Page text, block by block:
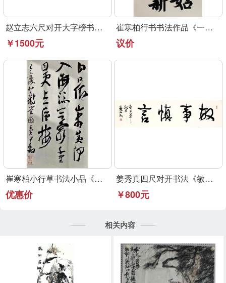
赵立志六尺对开大字榜书作品《永受嘉福》
￥1500元
崔寒柏行书书法作品《一元复始》可定制
议价
崔寒柏小行草书法小品《登鹳雀楼》可定制
优惠价
姜秀真四尺对开书法《敏事慎言》行草书法作品
￥800元
相关内容